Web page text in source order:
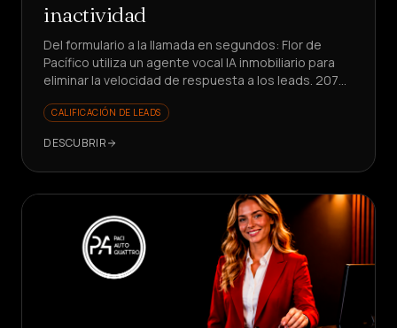
inactividad
Del formulario a la llamada en segundos: Flor de
Pacífico utiliza un agente vocal IA inmobiliario para
eliminar la velocidad de respuesta a los leads. 207
respuestas.
CALIFICACIÓN DE LEADS
DESCUBRIR